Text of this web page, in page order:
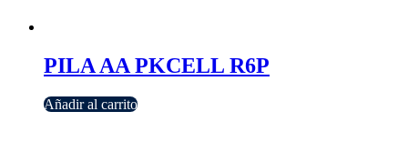
PILA AA PKCELL R6P
Añadir al carrito